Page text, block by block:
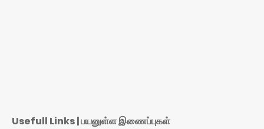
Usefull Links | பயனுள்ள இணைப்புகள்